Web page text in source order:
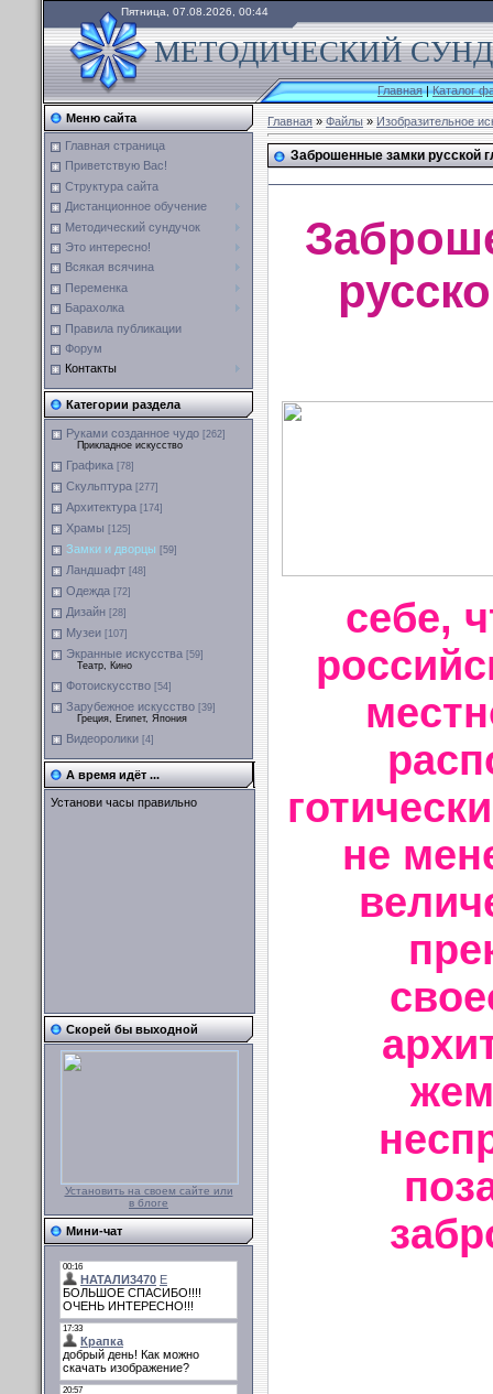
Пятница, 07.08.2026, 00:44
МЕТОДИЧЕСКИЙ
Главная|Каталог
Меню сайта
Главная страница
Приветствую Вас!
Структура сайта
Дистанционное обучение
Методический сундучок
Это интересно!
Всякая всячина
Переменка
Барахолка
Правила публикации
Форум
Контакты
Категории раздела
Руками созданное чудо [262]
Прикладное искусство
Графика [78]
Скульптура [277]
Архитектура [174]
Храмы [125]
Замки и дворцы [59]
Ландшафт [48]
Одежда [72]
Дизайн [28]
Музеи [107]
Экранные искусства [59]
Театр, Кино
Фотоискусство [54]
Зарубежное искусство [39]
Греция, Египет, Япония
Видеоролики [4]
А время идёт ...
Установи часы правильно
Скорей бы выходной
Установить на своем сайте или
в блоге
Мини-чат
Главная»Файлы»Изобразительное
Заброшенные замки русской
себе,
не